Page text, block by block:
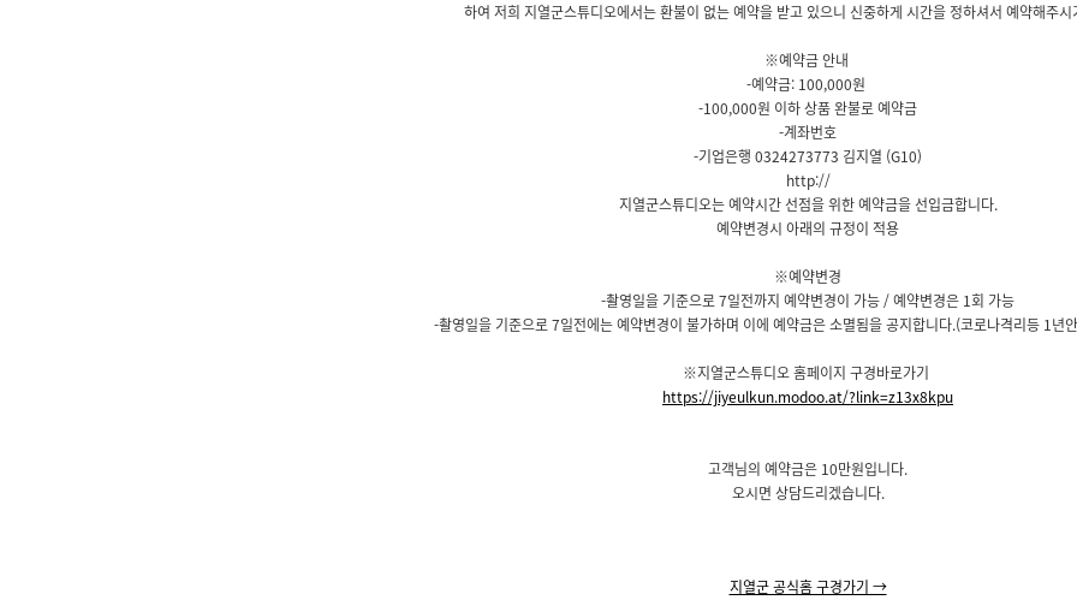
하여 저희 지열군스튜디오에서는 환불이 없는 예약을 받고 있으니 신중하게 시간을 정하셔서 예약해주
※예약금 안내
-예약금: 100,000원
-100,000원 이하 상품 완불로 예약금
-계좌번호
-기업은행 0324273773 김지열 (G10)
http://
지열군스튜디오는 예약시간 선점을 위한 예약금을 선입금합니다.
예약변경시 아래의 규정이 적용
※예약변경
-촬영일을 기준으로 7일전까지 예약변경이 가능 / 예약변경은 1회 가능
-촬영일을 기준으로 7일전에는 예약변경이 불가하며 이에 예약금은 소멸됨을 공지합니다.(코로나격리등 1년
※지열군스튜디오 홈페이지 구경바로가기
https://jiyeulkun.modoo.at/?link=z13x8kpu
고객님의 예약금은 10만원입니다.
오시면 상담드리겠습니다.
지열군 공식홈 구경가기 →